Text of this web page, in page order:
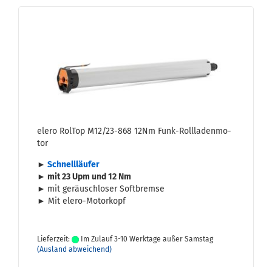
elero Rol­Top M12/23-​868 12Nm Funk-​Roll­la­den­mo­
tor
► Schnell­läu­fer
► mit 23 Upm und 12 Nm
► mit ge­räusch­lo­ser Soft­brem­se
► Mit elero-​Motorkopf
Lieferzeit:
Im Zulauf 3-10 Werktage außer Samstag
(Ausland abweichend)